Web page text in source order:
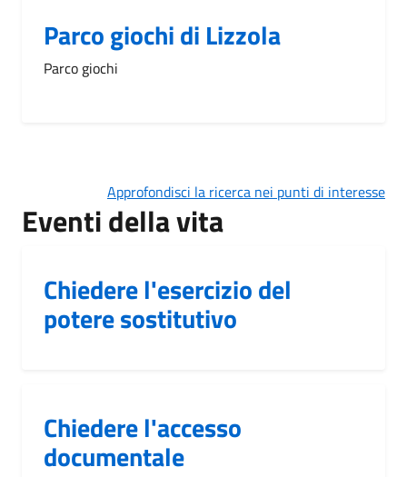
Parco giochi di Lizzola
Parco giochi
Approfondisci la ricerca nei punti di interesse
Eventi della vita
Chiedere l'esercizio del
potere sostitutivo
Chiedere l'accesso
documentale